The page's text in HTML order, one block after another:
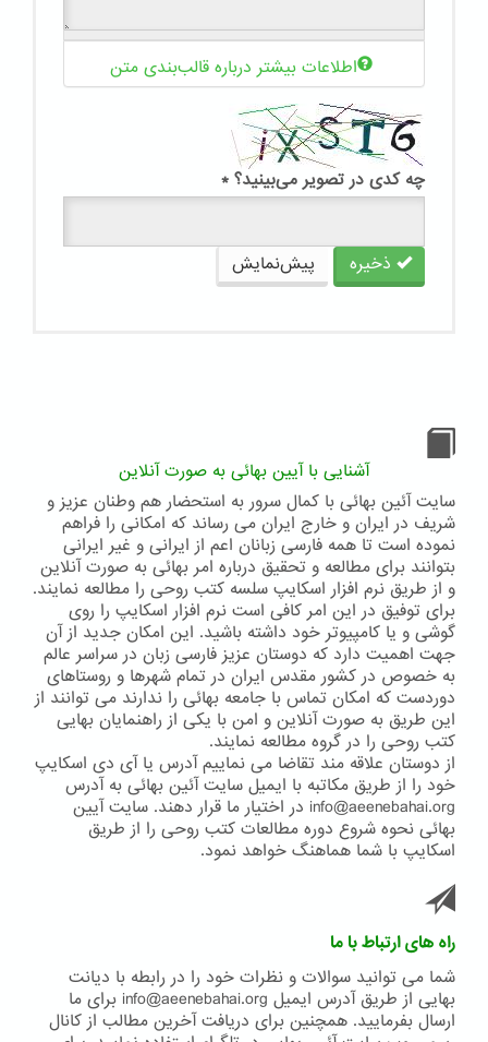
اطلاعات بیشتر درباره قالب‌بندی متن
چه کدی در تصویر می‌بینید؟ *
ذخیره پیش‌نمایش
آشنایی با آیین بهائی به صورت آنلاین
سایت آئین بهائی با کمال سرور به استحضار هم وطنان عزیز و
شریف در ایران و خارج ایران می رساند که امکانی را فراهم
نموده است تا همه فارسی زبانان اعم از ایرانی و غیر ایرانی
بتوانند برای مطالعه و تحقیق درباره امر بهائی به صورت آنلاین
و از طریق نرم افزار اسکایپ سلسه کتب روحی را مطالعه نمایند.
برای توفیق در این امر کافی است نرم افزار اسکایپ را روی
گوشی و یا کامپیوتر خود داشته باشید. این امکان جدید از آن
جهت اهمیت دارد که دوستان عزیز فارسی زبان در سراسر عالم
به خصوص در کشور مقدس ایران در تمام شهرها و روستاهای
دوردست که امکان تماس با جامعه بهائی را ندارند می توانند از
این طریق به صورت آنلاین و امن با یکی از راهنمایان بهایی
کتب روحی را در گروه مطالعه نمایند.
از دوستان علاقه مند تقاضا می نماییم آدرس یا آی دی اسکایپ
خود را از طریق مکاتبه با ایمیل سایت آئین بهائی به آدرس
info@aeenebahai.org در اختیار ما قرار دهند. سایت آیین
بهائی نحوه شروع دوره مطالعات کتب روحی را از طریق
اسکایپ با شما هماهنگ خواهد نمود.
راه های ارتباط با ما
شما می توانید سوالات و نظرات خود را در رابطه با دیانت
بهایی از طریق آدرس ایمیل info@aeenebahai.org برای ما
ارسال بفرمایید. همچنین برای دریافت آخرین مطالب از کانال